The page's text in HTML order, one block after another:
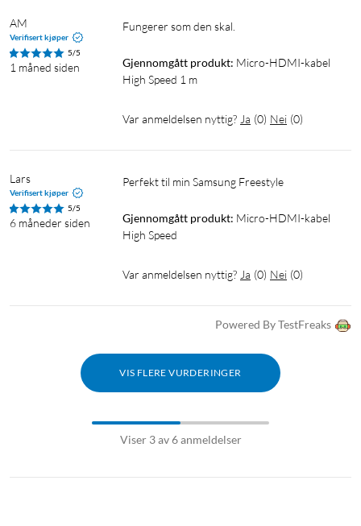
AM
Verifisert kjøper
5/5
1 måned siden
Fungerer som den skal.
Gjennomgått produkt: Micro-HDMI-kabel
High Speed 1 m
Var anmeldelsen nyttig? Ja (0) Nei (0)
Lars
Verifisert kjøper
5/5
6 måneder siden
Perfekt til min Samsung Freestyle
Gjennomgått produkt: Micro-HDMI-kabel
High Speed
Var anmeldelsen nyttig? Ja (0) Nei (0)
Powered By TestFreaks
VIS FLERE VURDERINGER
Viser 3 av 6 anmeldelser